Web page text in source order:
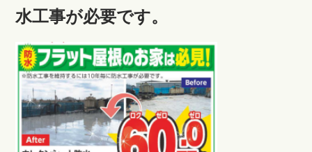
水工事が必要です。